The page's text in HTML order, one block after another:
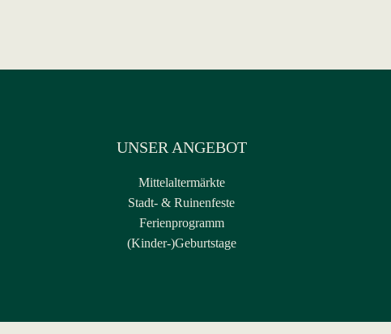
UNSER ANGEBOT
Mittelaltermärkte
Stadt- & Ruinenfeste
Ferienprogramm
(Kinder-)Geburtstage